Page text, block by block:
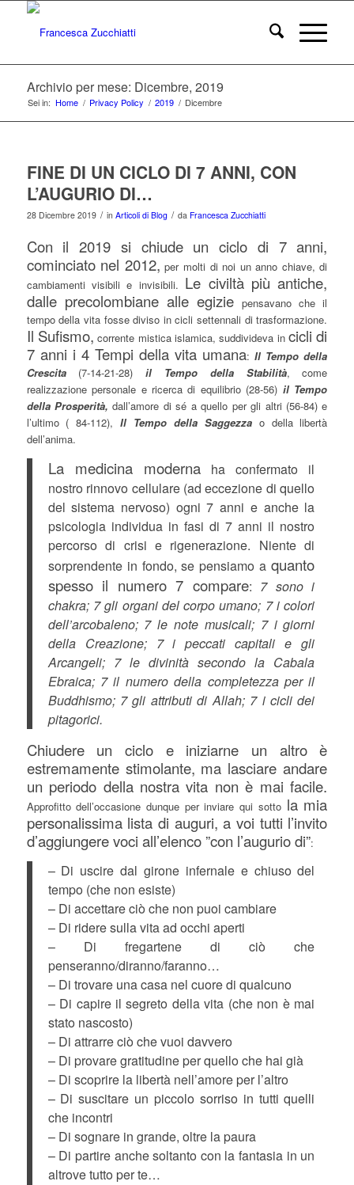
Archivio per mese: Dicembre, 2019
Sei in: Home / Privacy Policy / 2019 / Dicembre
FINE DI UN CICLO DI 7 ANNI, CON
L’AUGURIO DI…
28 Dicembre 2019 / in Articoli di Blog / da Francesca Zucchiatti
Con il 2019 si chiude un ciclo di 7 anni,
cominciato nel 2012, per molti di noi un anno chiave, di
cambiamenti visibili e invisibili. Le civiltà più antiche,
dalle precolombiane alle egizie pensavano che il
tempo della vita fosse diviso in cicli settennali di trasformazione.
Il Sufismo, corrente mistica islamica, suddivideva incicli di
7 anni i 4 Tempi della vita umana:Il Tempo della
Crescita(7-14-21-28)il Tempo della Stabilità, come
realizzazione personale e ricerca di equilibrio (28-56) il Tempo
della Prosperità, dall’amore di sé a quello per gli altri (56-84) e
l’ultimo ( 84-112), Il Tempo della Saggezzao della libertà
dell’anima.
La medicina modernaha confermato il
nostro rinnovo cellulare (ad eccezione di quello
del sistema nervoso) ogni 7 anni e anche la
psicologia individua in fasi di 7 anni il nostro
percorso di crisi e rigenerazione. Niente di
sorprendente in fondo, se pensiamo aquanto
spesso il numero 7 compare: 7 sono i
chakra; 7 gli organi del corpo umano; 7 i colori
dell’arcobaleno; 7 le note musicali; 7 i giorni
della Creazione; 7 i peccati capitali e gli
Arcangeli; 7 le divinità secondo la Cabala
Ebraica; 7 il numero della completezza per il
Buddhismo; 7 gli attributi di Allah; 7 i cicli dei
pitagorici.
Chiudere un ciclo e iniziarne un altro è
estremamente stimolante, ma lasciare andare
un periodo della nostra vita non è mai facile.
Approfitto dell’occasione dunque per inviare qui sotto la mia
personalissima lista di auguri, a voi tutti l’invito
d’aggiungere voci all’elenco ”con l’augurio di”:
– Di uscire dal girone infernale e chiuso del
tempo (che non esiste)
– Di accettare ciò che non puoi cambiare
– Di ridere sulla vita ad occhi aperti
– Di fregartene di ciò che
penseranno/diranno/faranno…
– Di trovare una casa nel cuore di qualcuno
– Di capire il segreto della vita (che non è mai
stato nascosto)
– Di attrarre ciò che vuoi davvero
– Di provare gratitudine per quello che hai già
– Di scoprire la libertà nell’amore per l’altro
– Di suscitare un piccolo sorriso in tutti quelli
che incontri
– Di sognare in grande, oltre la paura
– Di partire anche soltanto con la fantasia in un
altrove tutto per te…